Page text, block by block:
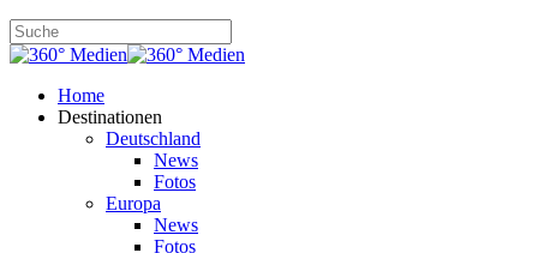
Home
Destinationen
Deutschland
News
Fotos
Europa
News
Fotos